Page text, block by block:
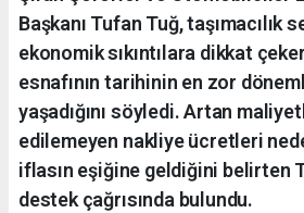
Başkanı Tufan Tuğ, taşımacılık
ekonomik sıkıntılara dikkat
esnafının tarihinin en zor
yaşadığını söyledi. Artan
edilemeyen nakliye ücretleri
iflasın eşiğine geldiğini belirten
destek çağrısında bulundu.